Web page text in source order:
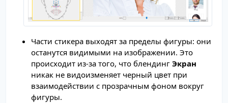
Части стикера выходят за пределы фигуры: они
останутся видимыми на изображении. Это
происходит из-за того, что блендинг Экран
никак не видоизменяет черный цвет при
взаимодействии с прозрачным фоном вокруг
фигуры.